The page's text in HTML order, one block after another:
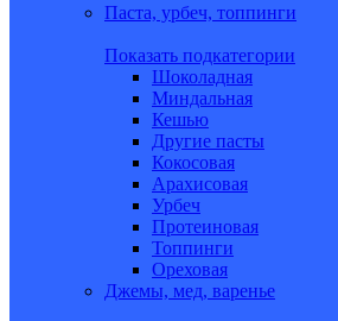
Паста, урбеч, топпинги
Показать подкатегории
Шоколадная
Миндальная
Кешью
Другие пасты
Кокосовая
Арахисовая
Урбеч
Протеиновая
Топпинги
Ореховая
Джемы, мед, варенье